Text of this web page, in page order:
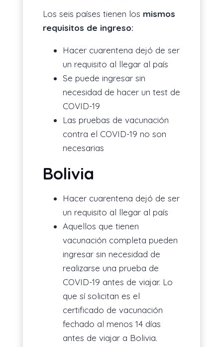
Los seis países tienen los mismos
requisitos de ingreso:
Hacer cuarentena dejó de ser
un requisito al llegar al país
Se puede ingresar sin
necesidad de hacer un test de
COVID-19
Las pruebas de vacunación
contra el COVID-19 no son
necesarias
Bolivia
Hacer cuarentena dejó de ser
un requisito al llegar al país
Aquellos que tienen
vacunación completa pueden
ingresar sin necesidad de
realizarse una prueba de
COVID-19 antes de viajar. Lo
que sí solicitan es el
certificado de vacunación
fechado al menos 14 días
antes de viajar a Bolivia.